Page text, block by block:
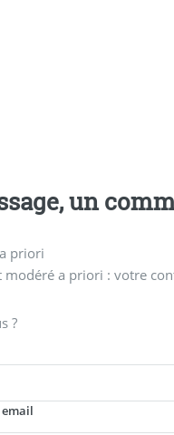
un
priori
modéré a priori : votre
?